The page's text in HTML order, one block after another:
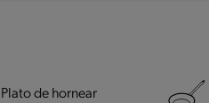
Plato de hornear